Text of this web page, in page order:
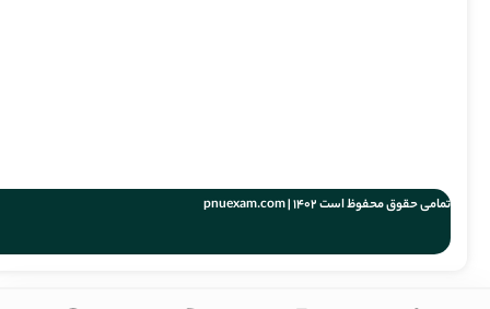
تمامی حقوق محفوظ است 1402 | pnuexam.com